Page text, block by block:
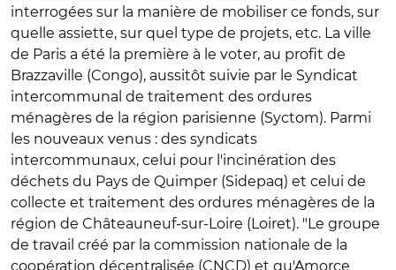
interrogées sur la manière de mobiliser ce fonds, sur
quelle assiette, sur quel type de projets, etc. La ville
de Paris a été la première à le voter, au profit de
Brazzaville (Congo), aussitôt suivie par le Syndicat
intercommunal de traitement des ordures
ménagères de la région parisienne (Syctom). Parmi
les nouveaux venus : des syndicats
intercommunaux, celui pour l'incinération des
déchets du Pays de Quimper (Sidepaq) et celui de
collecte et traitement des ordures ménagères de la
région de Châteauneuf-sur-Loire (Loiret). "Le groupe
de travail créé par la commission nationale de la
coopération décentralisée (CNCD) et qu'Amorce